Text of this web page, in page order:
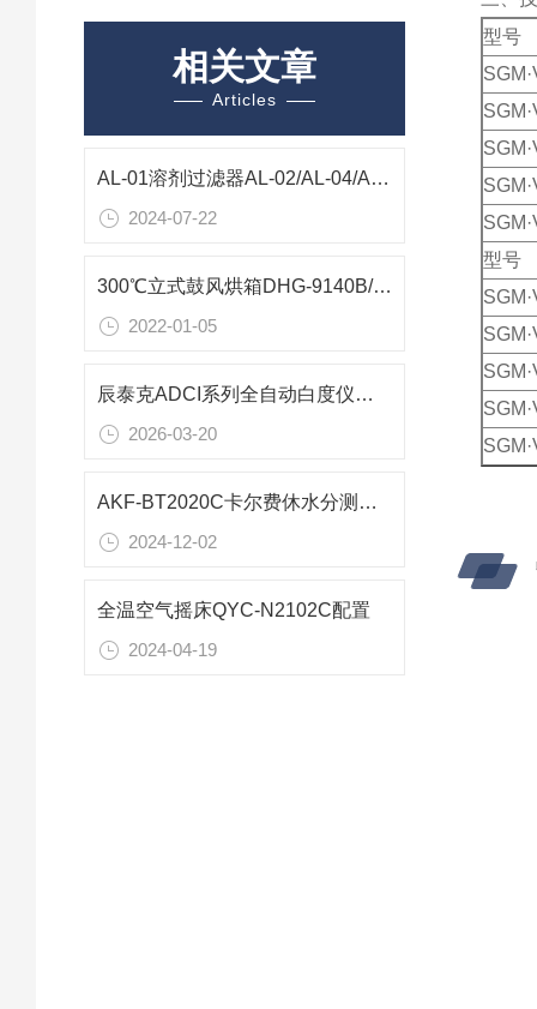
相关文章
Articles
AL-01溶剂过滤器AL-02/AL-04/AL-05技术参数
2024-07-22
300℃立式鼓风烘箱DHG-9140B/DHG-9240B技术参数
2022-01-05
辰泰克ADCI系列全自动白度仪数值化白度管控多场景精准测量方案
2026-03-20
AKF-BT2020C卡尔费休水分测定仪测定磷酸铁锂含水量
2024-12-02
全温空气摇床QYC-N2102C配置
2024-04-19
型号
型号